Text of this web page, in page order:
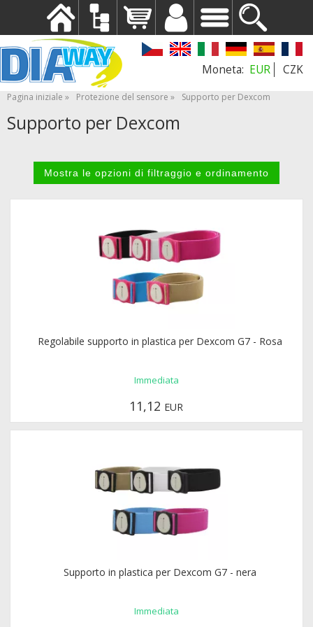
EUR CZK
Pagina iniziale Protezione del sensore Supporto per Dexcom
Supporto per Dexcom
Regolabile supporto in plastica per Dexcom G7 - Rosa
Immediata
11,12 EUR
Supporto in plastica per Dexcom G7 - nera
Immediata